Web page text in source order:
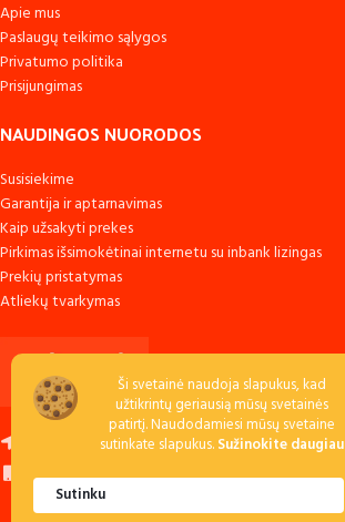
Apie mus
Paslaugų teikimo sąlygos
Privatumo politika
Prisijungimas
NAUDINGOS NUORODOS
Susisiekime
Garantija ir aptarnavimas
Kaip užsakyti prekes
Pirkimas išsimokėtinai internetu su inbank lizingas
Prekių pristatymas
Atliekų tvarkymas
Raudondvario k., LT-54138 Kauno r.
Skambinkite: +370 673 53040
Rašykite:pa
Ši svetainė naudoja slapukus, kad
užtikrintų geriausią mūsų svetainės
patirtį. Naudodamiesi mūsų svetaine
sutinkate slapukus.Sužinokite daugiau
Sutinku